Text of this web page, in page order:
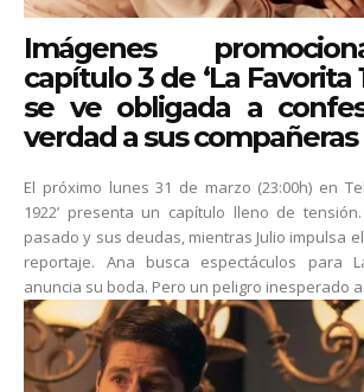
Imágenes
capítulo 3 de ‘La Favorita
se ve obligada a
verdad a sus compañeras
El próximo lunes 31 de marzo (23:00h) en
1922’ presenta un capítulo lleno de
pasado y sus deudas, mientras Julio impulsa
reportaje. Ana busca espectáculos para
anuncia su boda. Pero un peligro inesperado